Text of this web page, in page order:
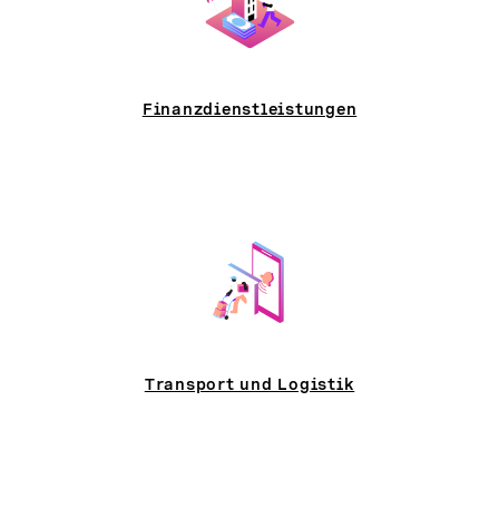
Finanzdienstleistungen
Transport und Logistik